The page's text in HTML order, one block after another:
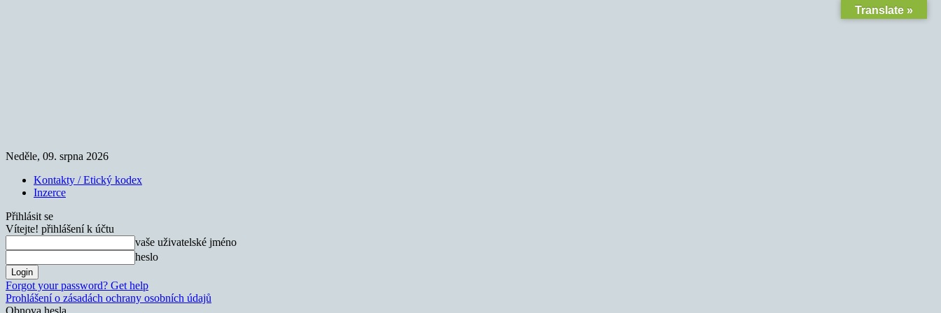
Neděle, 09. srpna 2026
Kontakty / Etický kodex
Inzerce
Přihlásit se
Vítejte! přihlášení k účtu
vaše uživatelské jméno
heslo
Forgot your password? Get help
Prohlášení o zásadách ochrany osobních údajů
Obnova hesla
Translate »